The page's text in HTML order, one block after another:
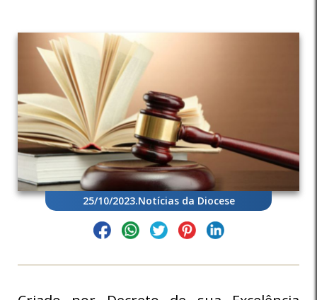
25/10/2023.Notícias da Diocese